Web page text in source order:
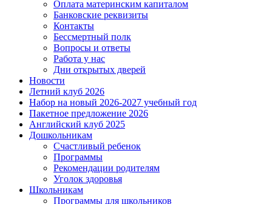
Оплата материнским капиталом
Банковские реквизиты
Контакты
Бессмертный полк
Вопросы и ответы
Работа у нас
Дни открытых дверей
Новости
Летний клуб 2026
Набор на новый 2026-2027 учебный год
Пакетное предложение 2026
Английский клуб 2025
Дошкольникам
Счастливый ребенок
Программы
Рекомендации родителям
Уголок здоровья
Школьникам
Программы для школьников